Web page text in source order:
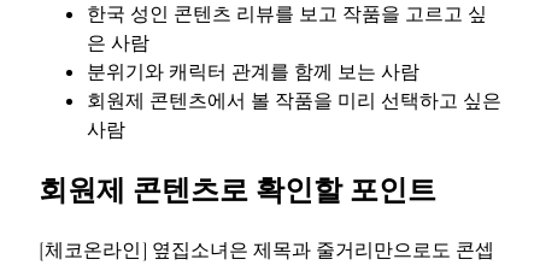
한국 성인 콘텐츠 리뷰를 보고 작품을 고르고 싶
은 사람
분위기와 캐릭터 관계를 함께 보는 사람
회원제 콘텐츠에서 볼 작품을 미리 선택하고 싶은
사람
회원제 콘텐츠로 확인할 포인트
[체코온라인] 옆집소녀은 제목과 줄거리만으로도 콘셉